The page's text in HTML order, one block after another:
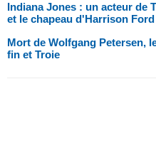
Indiana Jones : un acteur de
et le chapeau d'Harrison
Mort de Wolfgang Petersen,
fin et Troie